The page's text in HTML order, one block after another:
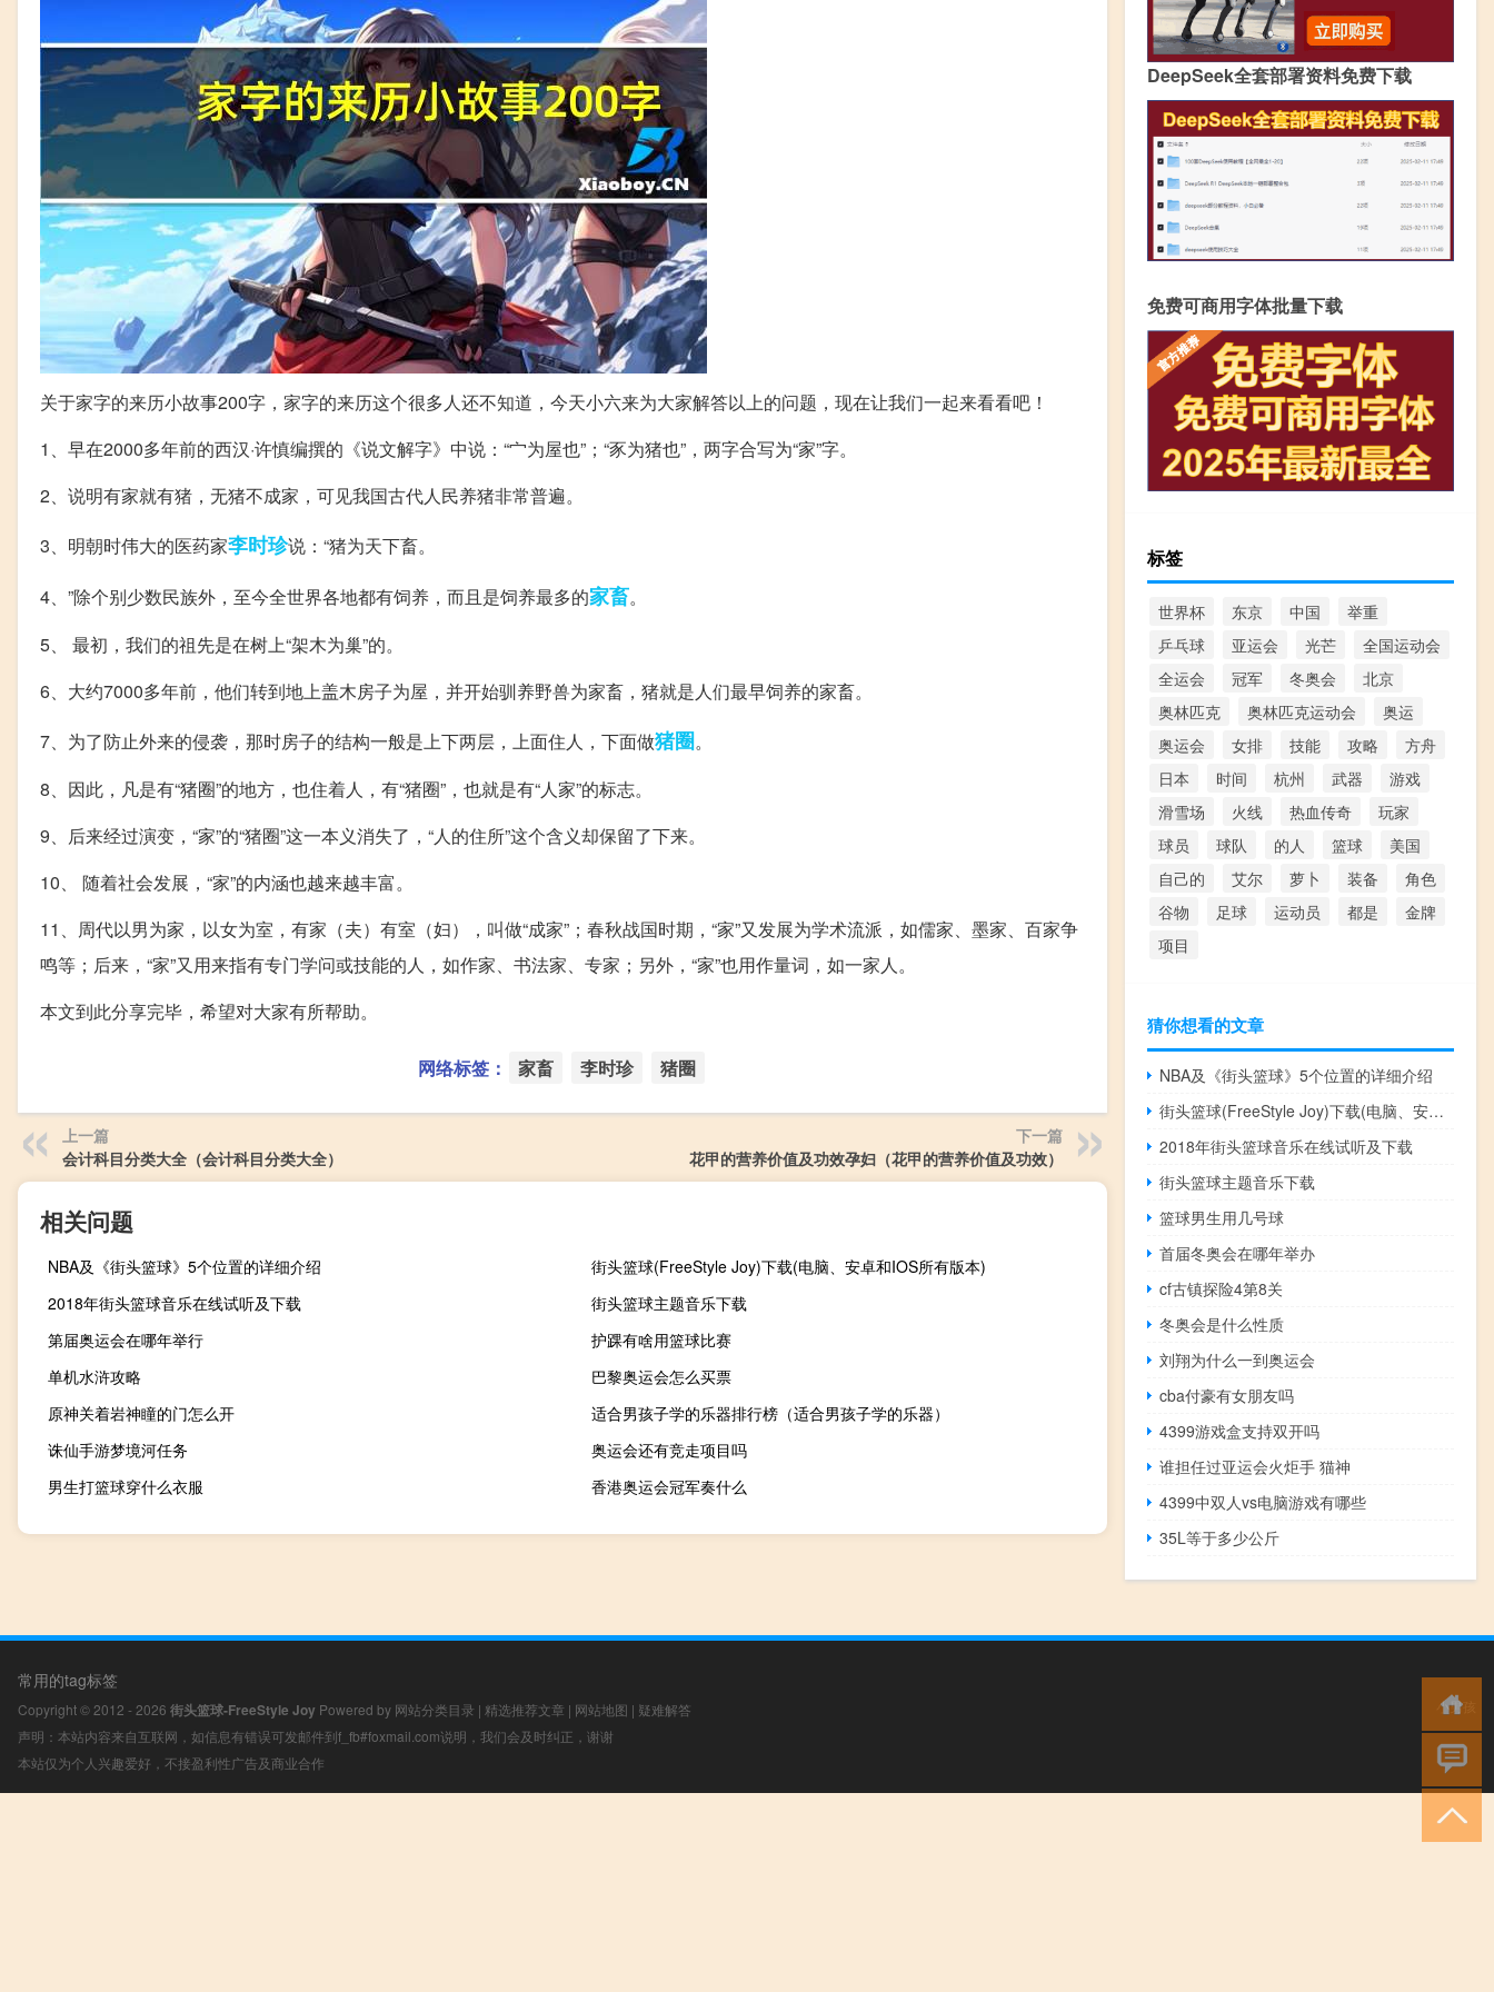
关于家字的来历小故事200字，家字的来历这个很多人还不知道，今天小六来为大家解答以上的问题，现在让我们一起来看看吧！
1、早在2000多年前的西汉·许慎编撰的《说文解字》中说：“宀为屋也”；“豕为猪也”，两字合写为“家”字。
2、说明有家就有猪，无猪不成家，可见我国古代人民养猪非常普遍。
3、明朝时伟大的医药家李时珍说：“猪为天下畜。
4、”除个别少数民族外，至今全世界各地都有饲养，而且是饲养最多的家畜。
5、 最初，我们的祖先是在树上“架木为巢”的。
6、大约7000多年前，他们转到地上盖木房子为屋，并开始驯养野兽为家畜，猪就是人们最早饲养的家畜。
7、为了防止外来的侵袭，那时房子的结构一般是上下两层，上面住人，下面做猪圈。
8、因此，凡是有“猪圈”的地方，也住着人，有“猪圈”，也就是有“人家”的标志。
9、后来经过演变，“家”的“猪圈”这一本义消失了，“人的住所”这个含义却保留了下来。
10、 随着社会发展，“家”的内涵也越来越丰富。
11、周代以男为家，以女为室，有家（夫）有室（妇），叫做“成家”；春秋战国时期，“家”又发展为学术流派，如儒家、墨家、百家争
鸣等；后来，“家”又用来指有专门学问或技能的人，如作家、书法家、专家；另外，“家”也用作量词，如一家人。
本文到此分享完毕，希望对大家有所帮助。
网络标签： 家畜 李时珍 猪圈
上一篇
会计科目分类大全（会计科目分类大全）
下一篇
花甲的营养价值及功效孕妇（花甲的营养价值及功效）
相关问题
NBA及《街头篮球》5个位置的详细介绍
街头篮球(FreeStyle Joy)下载(电脑、安卓和IOS所有版本)
2018年街头篮球音乐在线试听及下载
街头篮球主题音乐下载
第届奥运会在哪年举行
护踝有啥用篮球比赛
单机水浒攻略
巴黎奥运会怎么买票
原神关着岩神瞳的门怎么开
适合男孩子学的乐器排行榜（适合男孩子学的乐器）
诛仙手游梦境河任务
奥运会还有竞走项目吗
男生打篮球穿什么衣服
香港奥运会冠军奏什么
DeepSeek全套部署资料免费下载
免费可商用字体批量下载
标签
世界杯 东京 中国
举重
乒乓球
亚运会 光芒
全国运动会
全运会
冠军 冬奥会
北京
奥林匹克
奥林匹克运动会
奥运
奥运会
女排 技能 攻略
方舟
日本
时间 杭州 武器
游戏
滑雪场
火线 热血传奇
玩家
球员
球队 的人 篮球
美国
自己的
艾尔 萝卜 装备
角色
谷物
足球 运动员 都是
金牌
项目
猜你想看的文章
NBA及《街头篮球》5个位置的详细介绍
街头篮球(FreeStyle Joy)下载(电脑、安卓和IOS所有版本)
2018年街头篮球音乐在线试听及下载
街头篮球主题音乐下载
篮球男生用几号球
首届冬奥会在哪年举办
cf古镇探险4第8关
冬奥会是什么性质
刘翔为什么一到奥运会
cba付豪有女朋友吗
4399游戏盒支持双开吗
谁担任过亚运会火炬手 猫神
4399中双人vs电脑游戏有哪些
35L等于多少公斤
常用的tag标签
Copyright © 2012 - 2026 街头篮球-FreeStyle Joy Powered by 网站分类目录 | 精选推荐文章 | 网站地图 | 疑难解答
声明：本站内容来自互联网，如信息有错误可发邮件到f_fb#foxmail.com说明，我们会及时纠正，谢谢
本站仅为个人兴趣爱好，不接盈利性广告及商业合作
小男孩